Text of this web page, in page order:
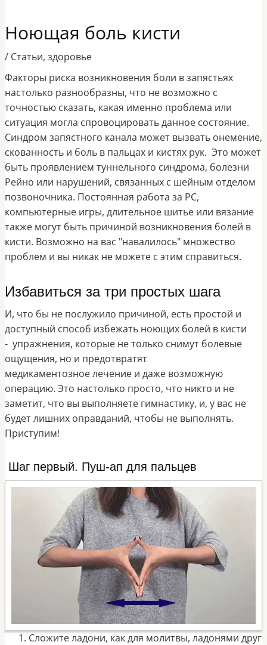
Ноющая боль кисти
/ Статьи, здоровье
Факторы риска возникновения боли в запястьях
настолько разнообразны, что не возможно с
точностью сказать, какая именно проблема или
ситуация могла спровоцировать данное состояние.
Синдром запястного канала может вызвать онемение,
скованность и боль в пальцах и кистях рук. Это может
быть проявлением туннельного синдрома, болезни
Рейно или нарушений, связанных с шейным отделом
позвоночника. Постоянная работа за PC,
компьютерные игры, длительное шитье или вязание
также могут быть причиной возникновения болей в
кисти. Возможно на вас "навалилось" множество
проблем и вы никак не можете с этим справиться.
Избавиться за три простых шага
И, что бы не послужило причиной, есть простой и
доступный способ избежать ноющих болей в кисти
- упражнения, которые не только снимут болевые
ощущения, но и предотвратят
медикаментозное лечение и даже возможную
операцию. Это настолько просто, что никто и не
заметит, что вы выполняете гимнастику, и, у вас не
будет лишних оправданий, чтобы не выполнять.
Приступим!
Шаг первый. Пуш-ап для пальцев
Сложите ладони, как для молитвы, ладонями друг